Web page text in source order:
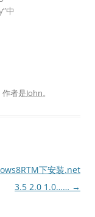
中
作者是John。
下安装.net
3.5 2.0 1.0…… →